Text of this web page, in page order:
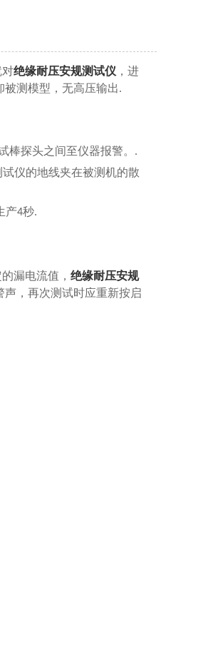
对绝缘耐压安规测试仪 ，进
测模型，无高压输出.
棒探头之间至仪器报警。 .
仪的地线夹在被测机的散
产4秒.
漏电流值， 绝缘耐压安规
，再次测试时应重新按启